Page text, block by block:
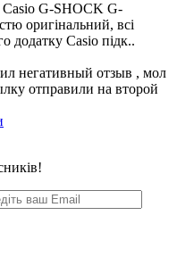
G-SHOCK G-
оригінальний, всі
додатку Casio підк..
негативный отзыв , мол
отправили на второй